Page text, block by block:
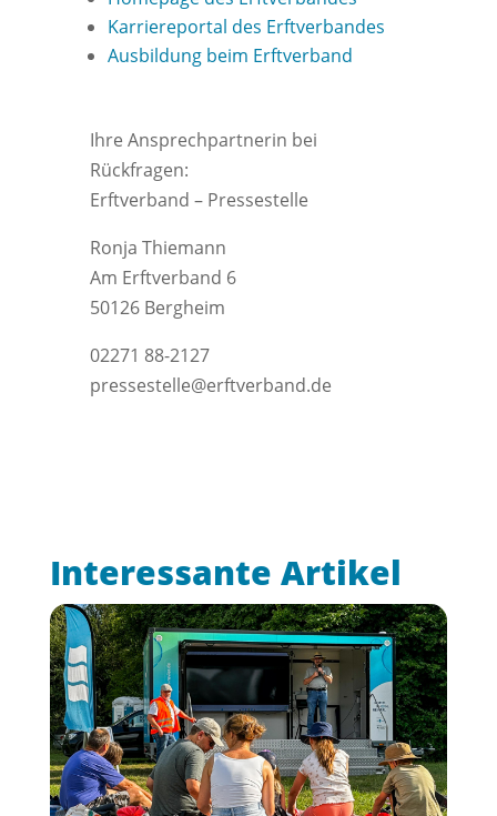
Karriereportal des Erftverbandes
Ausbildung beim Erftverband
Ihre Ansprechpartnerin bei
Rückfragen:
Erftverband – Pressestelle
Ronja Thiemann
Am Erftverband 6
50126 Bergheim
02271 88-2127
pressestelle@erftverband.de
Interessante Artikel